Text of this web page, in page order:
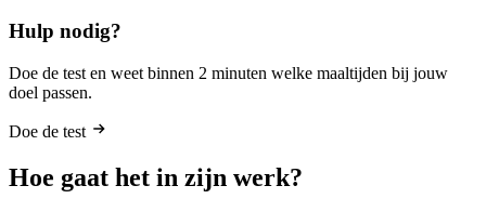
Hulp nodig?
Doe de test en weet binnen 2 minuten welke maaltijden bij jouw
doel passen.
Doe de test
Hoe gaat het in zijn werk?